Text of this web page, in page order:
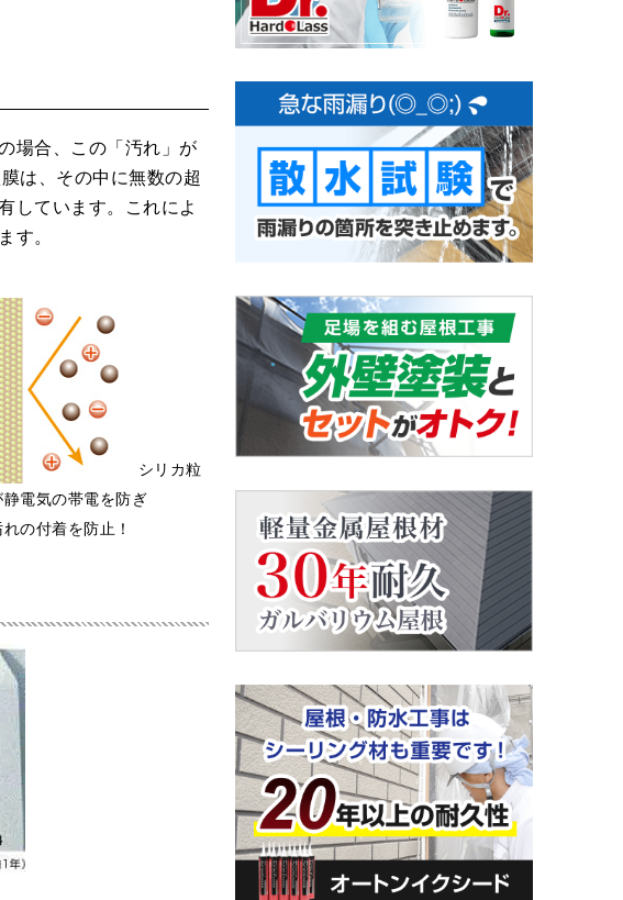
場合、この「汚れ」が
は、その中に無数の超
しています。これによ
。
シリカ粒
静電気の帯電を防ぎ
の付着を防止！